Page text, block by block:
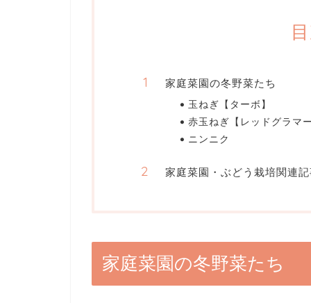
家庭菜園の冬野菜たち
玉ねぎ【ターボ】
赤玉ねぎ【レッドグラマ
ニンニク
家庭菜園・ぶどう栽培関連
家庭菜園の冬野菜たち